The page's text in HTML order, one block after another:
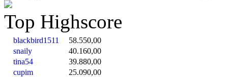
Top Highscore
blackbird1511
58.550,00
snaily
40.160,00
tina54
39.880,00
cupim
25.090,00